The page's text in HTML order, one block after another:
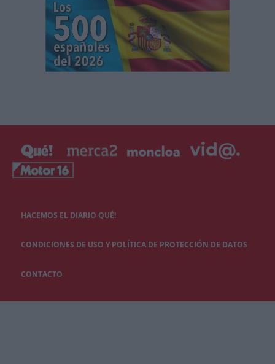
HACEMOS EL DIARIO QUÉ!
CONDICIONES DE USO Y POLÍTICA DE PROTECCIÓN DE DATOS
CONTACTO